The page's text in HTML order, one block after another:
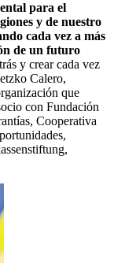
para el
y de nuestro
cada vez a más
de un futuro
y crear cada vez
Calero,
que
con Fundación
Cooperativa